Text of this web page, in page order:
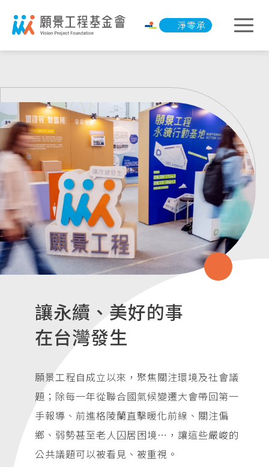
淨零承諾行動 淨零承諾
讓永續、美好的事
在台灣發生
願景工程自成立以來，聚焦關注環境及社會議
題；除每一年從聯合國氣候變遷大會帶回第一
手報導、前進格陵蘭直擊暖化前線、關注偏
鄉、弱勢甚至老人囚居困境…，讓這些嚴峻的
公共議題可以被看見、被重視。